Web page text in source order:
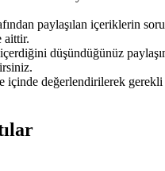
paylaşılan içeriklerin
aittir.
düşündüğünüz
içinde değerlendirilerek